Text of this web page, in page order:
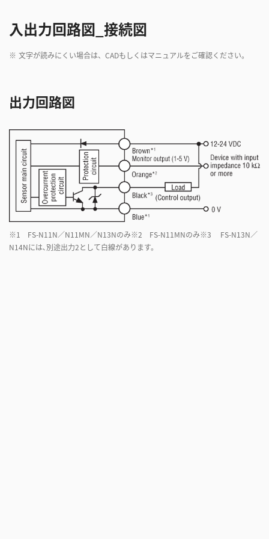
入出力回路図_接続図
※ 文字が読みにくい場合は、CADもしくはマニュアルをご確認ください。
出力回路図
※1 FS-N11N／N11MN／N13Nのみ※2 FS-N11MNのみ※3 FS-N13N／
N14Nには､別途出力2として白線があります。